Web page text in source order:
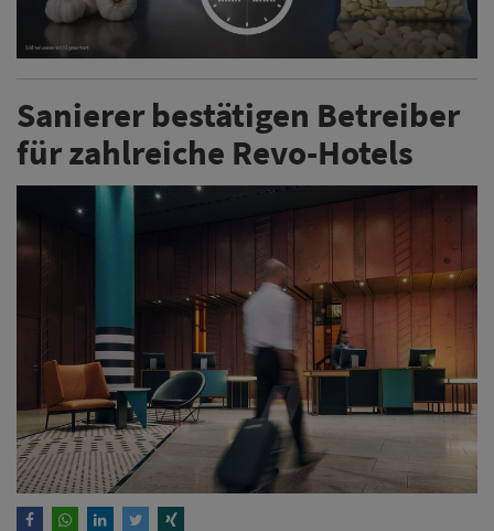
Sanierer bestätigen Betreiber
für zahlreiche Revo-Hotels